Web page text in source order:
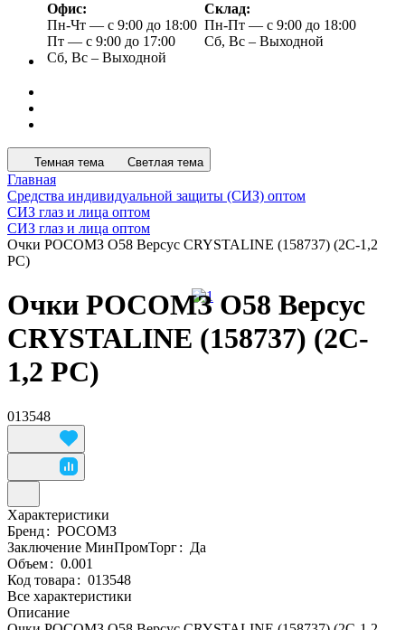
Офис:
Пн-Чт — с 9:00 до 18:00
Пт — с 9:00 до 17:00
Сб, Вс – Выходной
Склад:
Пн-Пт — с 9:00 до 18:00
Сб, Вс – Выходной
Темная тема Светлая тема
Главная
Средства индивидуальной защиты (СИЗ) оптом
СИЗ глаз и лица оптом
СИЗ глаз и лица оптом
Очки РОСОМЗ О58 Версус CRYSTALINE (158737) (2C-1,2
PC)
Очки РОСОМЗ О58 Версус
CRYSTALINE (158737) (2C-
1,2 PC)
013548
Характеристики
Бренд: РОСОМЗ
Заключение МинПромТорг: Да
Объем: 0.001
Код товара: 013548
Все характеристики
Описание